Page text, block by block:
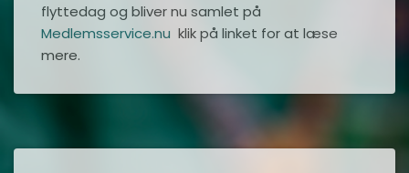
flyttedag og bliver nu samlet på
Medlemsservice.nu klik på linket for at læse
mere.